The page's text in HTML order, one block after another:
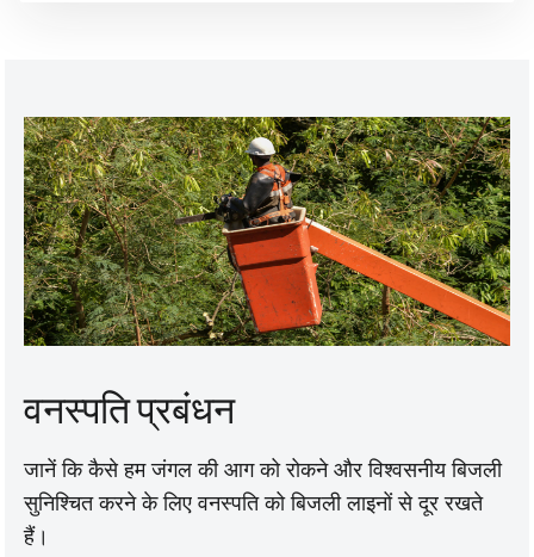
वनस्पति प्रबंधन
जानें कि कैसे हम जंगल की आग को रोकने और विश्वसनीय बिजली
सुनिश्चित करने के लिए वनस्पति को बिजली लाइनों से दूर रखते
हैं।